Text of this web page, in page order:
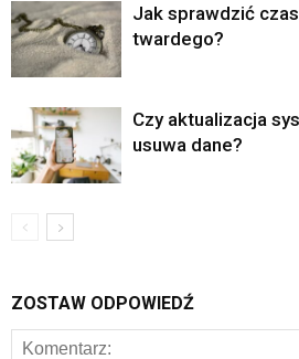
Jak sprawdzić
twardego?
Czy aktualizacja
usuwa dane?
ZOSTAW ODPOWIEDŹ